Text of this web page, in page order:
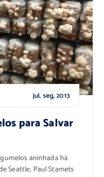
jul, seg, 2013
para Salvar
aninhada há
Seattle, Paul Stamets